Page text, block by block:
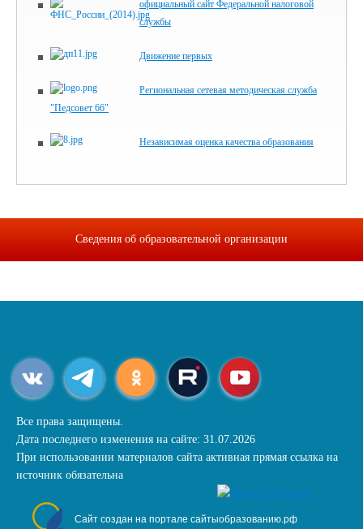
официальный сайт Федеральной налоговой
службы
Движение первых
Региональная сетевая методическая служба
"Педсовет 66"
Независимая оценка качества образования
Сведения об образовательной организации
Все права защищены.
Дата последнего изменения на сайте: 31.07.2026
При использовании материалов сайта активная прямая ссылка на
источник обязательна
Сайт создан на портале сайтыобразованию.рф